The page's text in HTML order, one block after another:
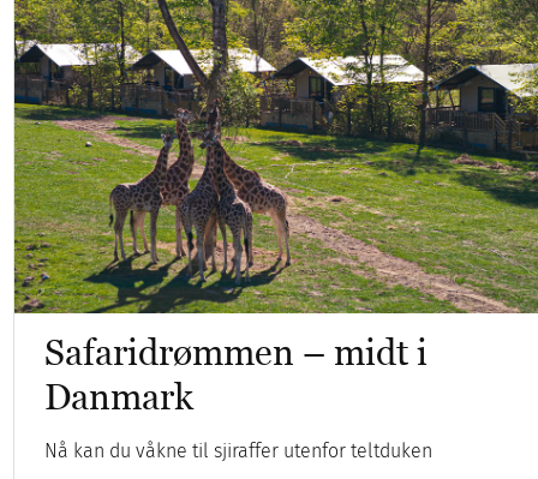
Safaridrømmen – midt i
Danmark
Nå kan du våkne til sjiraffer utenfor teltduken